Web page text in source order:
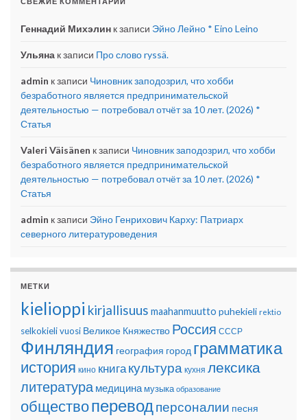
Геннадий Михэлин к записи Эйно Лейно * Eino Leino
Ульяна к записи Про слово ryssä.
admin к записи Чиновник заподозрил, что хобби
безработного является предпринимательской
деятельностью — потребовал отчёт за 10 лет. (2026) *
Статья
Valeri Väisänen к записи Чиновник заподозрил, что хобби
безработного является предпринимательской
деятельностью — потребовал отчёт за 10 лет. (2026) *
Статья
admin к записи Эйно Генрихович Карху: Патриарх
северного литературоведения
МЕТКИ
kielioppi kirjallisuus maahanmuutto puhekieli rektio
selkokielivuosi Великое Княжество Россия СССР
Финляндия география город грамматика
история кино книгакультура кухня лексика
литература медицина музыка образование
обществопереводперсоналии песня